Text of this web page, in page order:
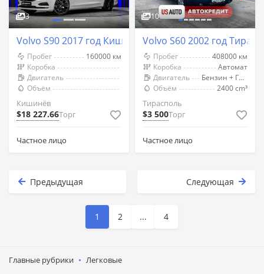
3
Volvo S90 2017 год Кишинёв
Пробег
160000 км
Коробка
Двигатель
Объём
Кишинёв
$18 227.66Торг
Частное лицо
10
Volvo S60 2002 год
Пробег
408000 км
Коробка
Автомат
Двигатель
Бензин + Газ (Метан)
Объём
2400 cm³
Тирасполь
$3 500Торг
Частное лицо
Предыдущая Следующая
1 2 ... 4
Главные рубрики Легковые